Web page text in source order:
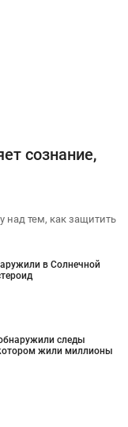
сознание,
над тем, как защитить
в Солнечной
следы
жили миллионы